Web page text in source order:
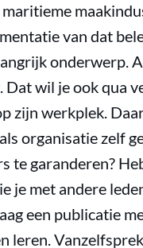
van dat
onderwerp.
wil je ook qua
zijn werkplek.
organisatie zelf
te garanderen?
je met andere
een publicatie
leren.